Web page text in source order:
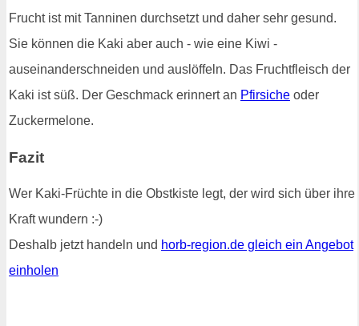
Frucht ist mit Tanninen durchsetzt und daher sehr gesund.
Sie können die Kaki aber auch - wie eine Kiwi -
auseinanderschneiden und auslöffeln. Das Fruchtfleisch der
Kaki ist süß. Der Geschmack erinnert an Pfirsiche oder
Zuckermelone.
Fazit
Wer Kaki-Früchte in die Obstkiste legt, der wird sich über ihre
Kraft wundern :-)
Deshalb jetzt handeln und horb-region.de gleich ein Angebot
einholen